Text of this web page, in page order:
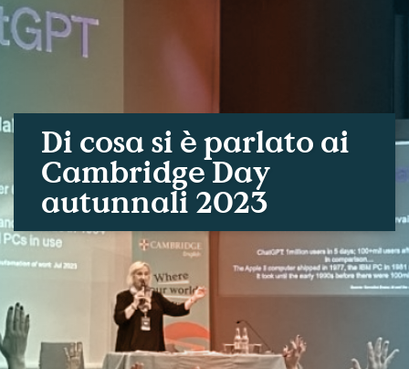
Di cosa si è parlato ai
Cambridge Day
autunnali 2023